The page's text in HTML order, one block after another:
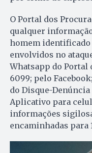
O Portal dos
qualquer
homem identificado
envolvidos no
Whatsapp do Portal
6099; pelo
do Disque-Denúncia
Aplicativo para
informações
encaminhadas para